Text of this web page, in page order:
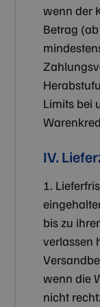
wenn der
Betrag
Limits bei
IV.
1.
bis zu
verlassen
wenn die
nicht